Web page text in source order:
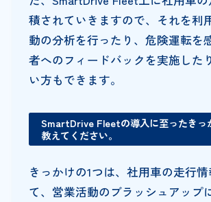
積されていきますので、それを利
動の分析を行ったり、危険運転を
者へのフィードバックを実施した
い方もできます。
SmartDrive Fleetの導入に至ったきっ
教えてください。
きっかけの1つは、社用車の走行
て、営業活動のブラッシュアップ